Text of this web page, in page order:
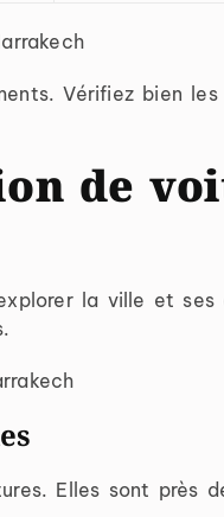
Vérifiez bien
de
la ville et ses
Elles sont près